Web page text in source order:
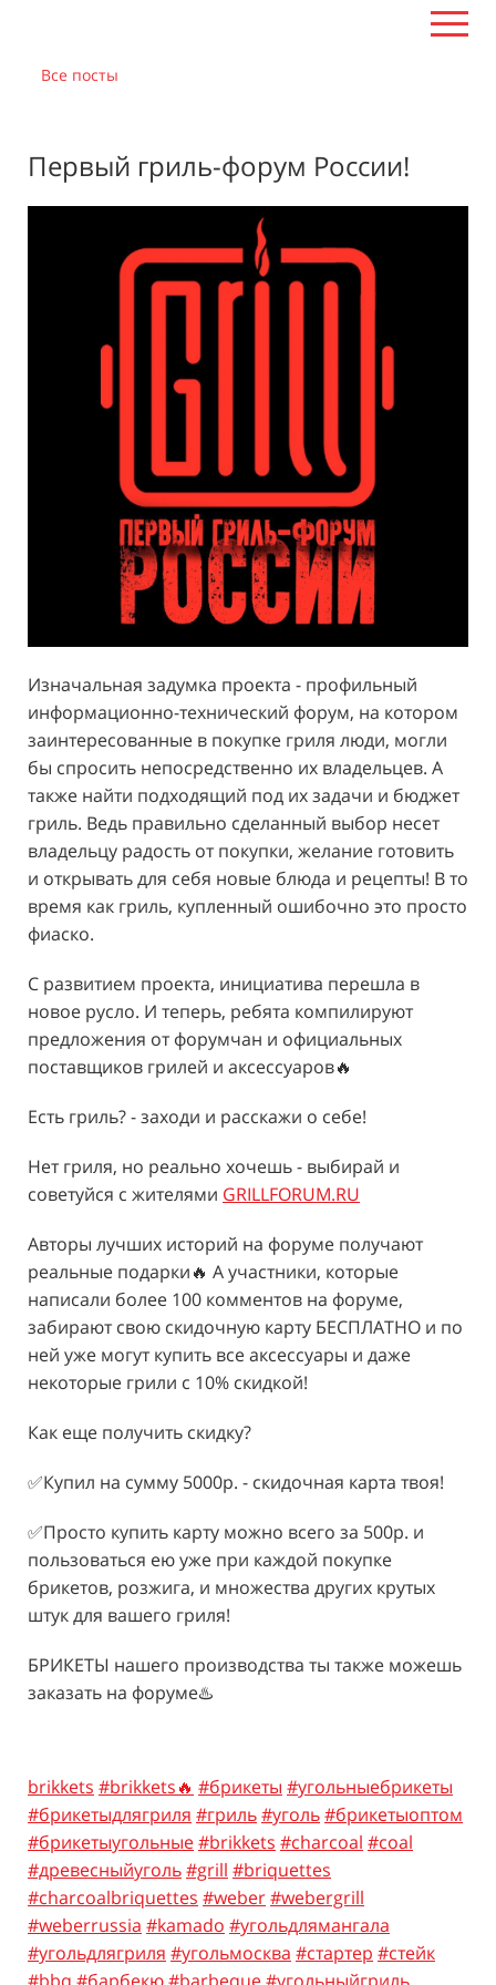
Все посты
Первый гриль-форум России!
Изначальная задумка проекта - профильный
информационно-технический форум, на котором
заинтересованные в покупке гриля люди, могли
бы спросить непосредственно их владельцев. А
также найти подходящий под их задачи и бюджет
гриль. Ведь правильно сделанный выбор несет
владельцу радость от покупки, желание готовить
и открывать для себя новые блюда и рецепты! В то
время как гриль, купленный ошибочно это просто
фиаско.
С развитием проекта, инициатива перешла в
новое русло. И теперь, ребята компилируют
предложения от форумчан и официальных
поставщиков грилей и аксессуаров🔥
Есть гриль? - заходи и расскажи о себе!
Нет гриля, но реально хочешь - выбирай и
советуйся с жителями GRILLFORUM.RU
Авторы лучших историй на форуме получают
реальные подарки🔥 А участники, которые
написали более 100 комментов на форуме,
забирают свою скидочную карту БЕСПЛАТНО и по
ней уже могут купить все аксессуары и даже
некоторые грили с 10% скидкой!
Как еще получить скидку?
✅Купил на сумму 5000р. - скидочная карта твоя!
✅Просто купить карту можно всего за 500р. и
пользоваться ею уже при каждой покупке
брикетов, розжига, и множества других крутых
штук для вашего гриля!
БРИКЕТЫ нашего производства ты также можешь
заказать на форуме♨️
brikkets #brikkets🔥 #брикеты #угольныебрикеты
#брикетыдлягриля #гриль#уголь#брикетыоптом
#брикетыугольные#brikkets #charcoal #coal
#древесныйуголь#grill #briquettes
#charcoalbriquettes #weber#webergrill
#weberrussia #kamado #угольдлямангала
#угольдлягриля #угольмосква #стартер #стейк